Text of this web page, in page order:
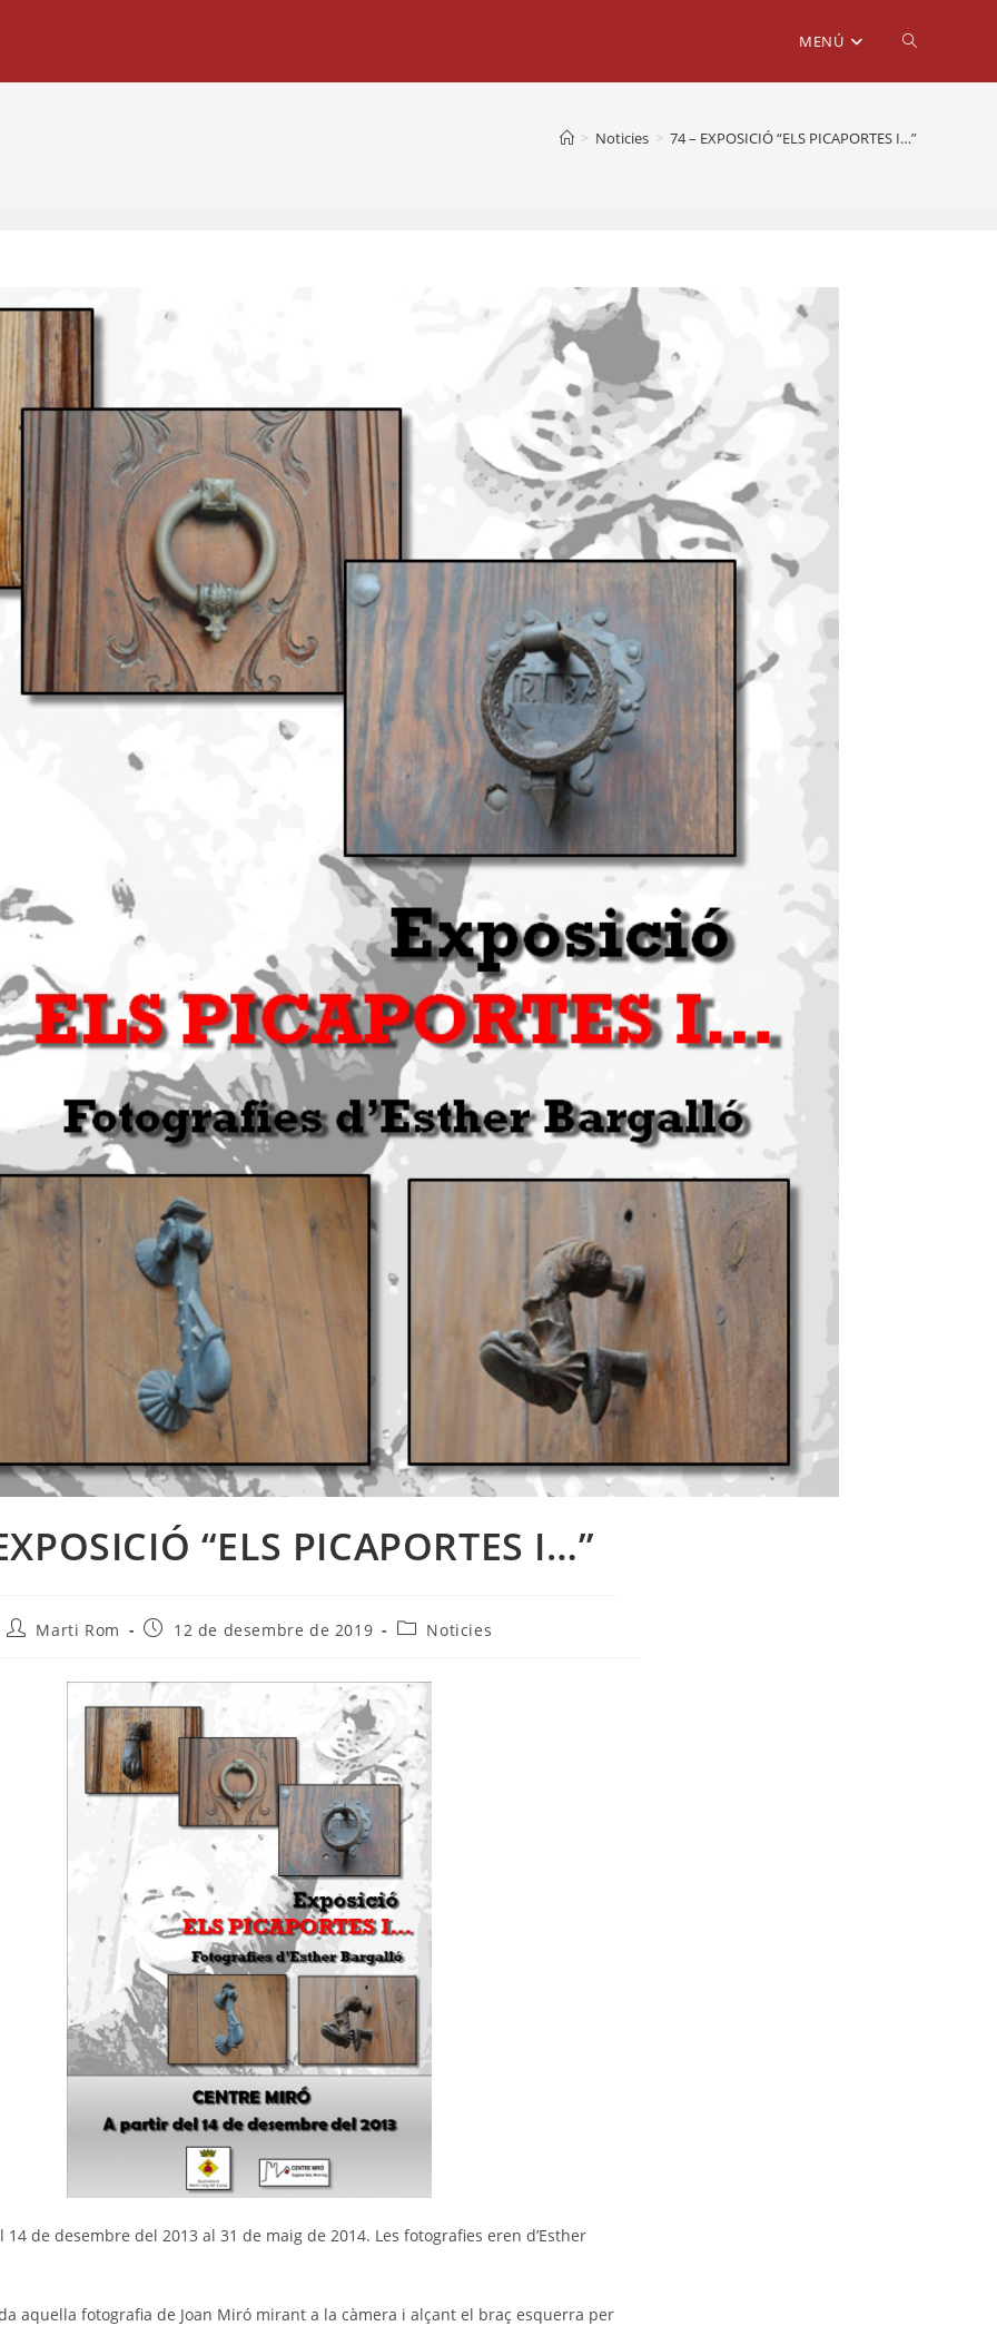
MENÚ Alterna
> Noticies > 74 – EXPOSICIÓ “ELS PICAPORTES I…”
“ELS PICAPORTES I…”
AutorMarti Rom
Entrada12 de desembre de 2019
Categoria
Noticies
14 de desembre del 2013 al 31 de maig de 2014. Les fotografies eren d’Esther
aquella fotografia de Joan Miró mirant a la càmera i alçant el braç esquerra per